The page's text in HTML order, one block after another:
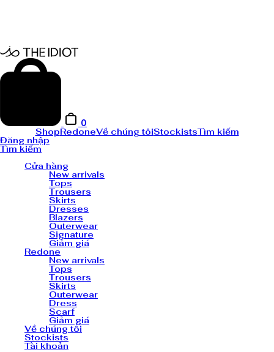
0
ShopRedoneVề chúng tôiStockistsTìm kiếm
Đăng nhập
Tìm kiếm
Cửa hàng
New arrivals
Tops
Trousers
Skirts
Dresses
Blazers
Outerwear
Signature
Giảm giá
Redone
New arrivals
Tops
Trousers
Skirts
Outerwear
Dress
Scarf
Giảm giá
Về chúng tôi
Stockists
Tài khoản